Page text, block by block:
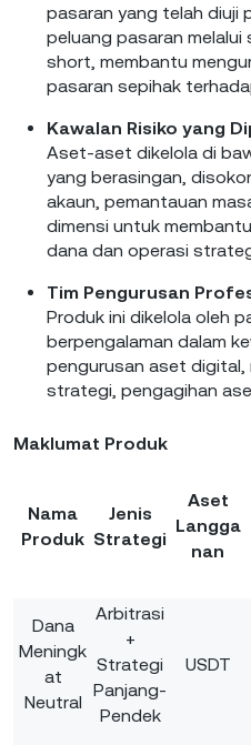
pasaran yang telah diuji
peluang pasaran
short, membantu
pasaran sepihak
Kawalan Risiko yang
Aset-aset dikelola di
yang berasingan,
akaun, pemantauan
dimensi untuk
dana dan operasi
Tim Pengurusan
Produk ini dikelola oleh
berpengalaman dalam
pengurusan aset digital,
strategi, pengagihan
Maklumat Produk
Nama
Produk
Jenis
Strategi
Aset
Langga
nan
Dana
Meningk
at
Neutral
Arbitrasi
+
Strategi
Panjang-
Pendek
USDT